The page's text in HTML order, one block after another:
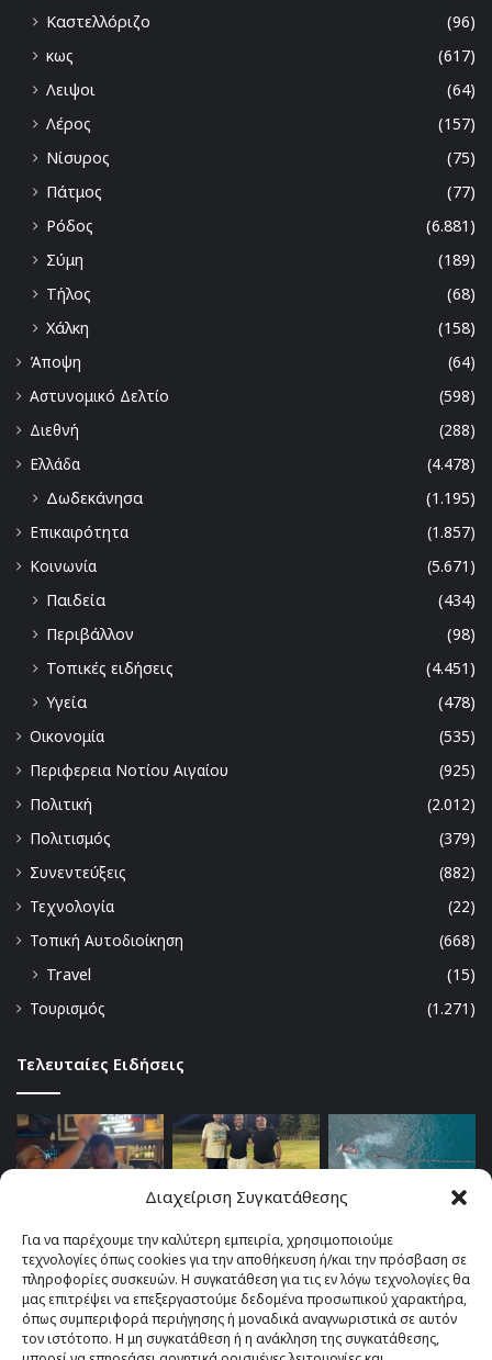
Διαχείριση Συγκατάθεσης
Για να παρέχουμε την καλύτερη εμπειρία, χρησιμοποιούμε
τεχνολογίες όπως cookies για την αποθήκευση ή/και την πρόσβαση σε
πληροφορίες συσκευών. Η συγκατάθεση για τις εν λόγω τεχνολογίες θα
μας επιτρέψει να επεξεργαστούμε δεδομένα προσωπικού χαρακτήρα,
όπως συμπεριφορά περιήγησης ή μοναδικά αναγνωριστικά σε αυτόν
τον ιστότοπο. Η μη συγκατάθεση ή η ανάκληση της συγκατάθεσης,
Καστελλόριζο
(96)
κως
(617)
Λειψοι
(64)
Λέρος
(157)
Νίσυρος
(75)
Πάτμος
(77)
Ρόδος
(6.881)
Σύμη
(189)
Τήλος
(68)
Χάλκη
(158)
Άποψη
(64)
Αστυνομικό Δελτίο
(598)
Διεθνή
(288)
Ελλάδα
(4.478)
Δωδεκάνησα
(1.195)
Επικαιρότητα
(1.857)
Κοινωνία
(5.671)
Παιδεία
(434)
Περιβάλλον
(98)
Τοπικές ειδήσεις
(4.451)
Υγεία
(478)
Οικονομία
(535)
Περιφερεια Νοτίου Αιγαίου
(925)
Πολιτική
(2.012)
Πολιτισμός
(379)
Συνεντεύξεις
(882)
Τεχνολογία
(22)
Τοπική Αυτοδιοίκηση
(668)
Travel
(15)
Τουρισμός
(1.271)
Τελευταίες Ειδήσεις